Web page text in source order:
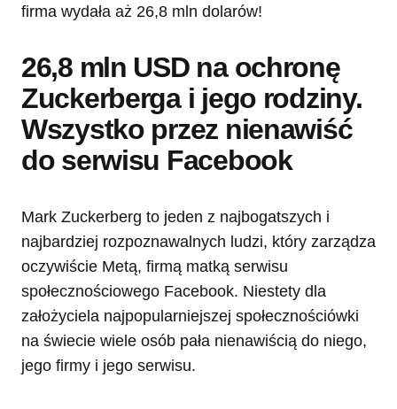
firma wydała aż 26,8 mln dolarów!
26,8 mln USD na ochronę
Zuckerberga i jego rodziny.
Wszystko przez nienawiść
do serwisu Facebook
Mark Zuckerberg to jeden z najbogatszych i
najbardziej rozpoznawalnych ludzi, który zarządza
oczywiście Metą, firmą matką serwisu
społecznościowego Facebook. Niestety dla
założyciela najpopularniejszej społecznościówki
na świecie wiele osób pała nienawiścią do niego,
jego firmy i jego serwisu.